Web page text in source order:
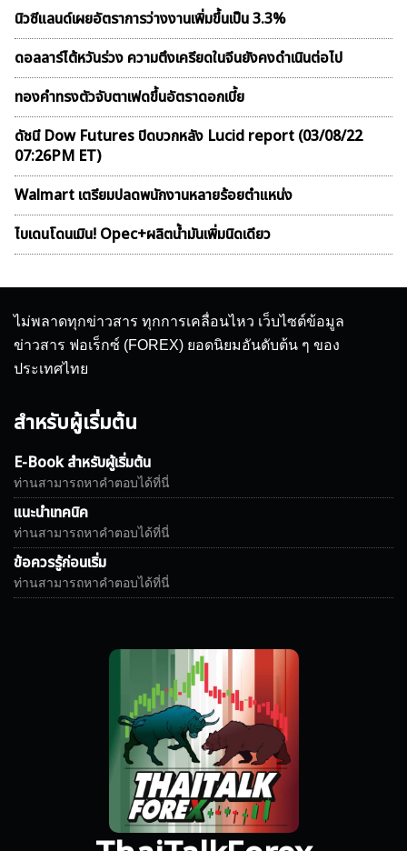
นิวซีแลนด์เผยอัตราการว่างงานเพิ่มขึ้นเป็น 3.3%
ดอลลาร์ไต้หวันร่วง ความตึงเครียดในจีนยังคงดำเนินต่อไป
ทองคำทรงตัวจับตาเฟดขึ้นอัตราดอกเบี้ย
ดัชนี Dow Futures ปิดบวกหลัง Lucid report (03/08/22
07:26PM ET)
Walmart เตรียมปลดพนักงานหลายร้อยตำแหน่ง
ไบเดนโดนเมิน! Opec+ผลิตน้ำมันเพิ่มนิดเดียว
ไม่พลาดทุกข่าวสาร ทุกการเคลื่อนไหว เว็บไซต์ข้อมูล
ข่าวสาร ฟอเร็กซ์ (FOREX) ยอดนิยมอันดับต้น ๆ ของ
ประเทศไทย
สำหรับผู้เริ่มต้น
E-Book สำหรับผู้เริ่มต้น
ท่านสามารถหาคำตอบได้ที่นี่
แนะนำเทคนิค
ท่านสามารถหาคำตอบได้ที่นี่
ข้อควรรู้ก่อนเริ่ม
ท่านสามารถหาคำตอบได้ที่นี่